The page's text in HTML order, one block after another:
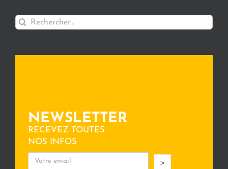
Rechercher:
NEWSLETTER
RECEVEZ TOUTES
NOS INFOS
>